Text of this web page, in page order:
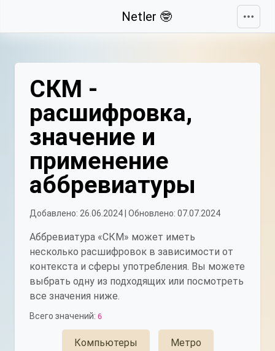
Netler 🤓
СКМ -
расшифровка,
значение и
применение
аббревиатуры
Добавлено: 26.06.2024 | Обновлено: 07.07.2024
Аббревиатура «СКМ» может иметь
несколько расшифровок в зависимости от
контекста и сферы употребления. Вы можете
выбрать одну из подходящих или посмотреть
все значения ниже.
Всего значений: 6
Компьютеры Метро